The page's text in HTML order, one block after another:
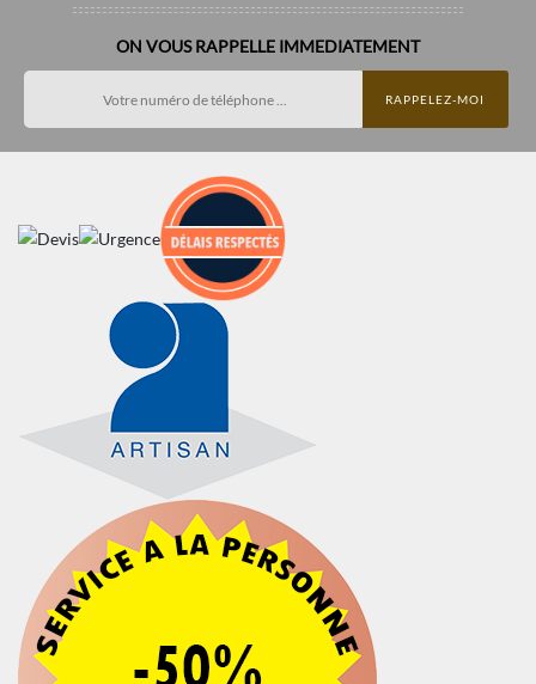
ON VOUS RAPPELLE IMMEDIATEMENT